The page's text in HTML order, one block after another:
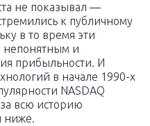
не показывал —
к публичному
в то время эти
непонятным и
прибыльности. И
в начале 1990-х
NASDAQ
всю историю
ниже.